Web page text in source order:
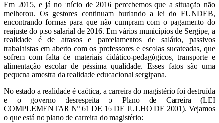
Em 2015, e já no início de 2016 percebemos que a situação não
melhorou. Os gestores continuam burlando a lei do FUNDEB,
encontrando formas para que não cumpram com o pagamento do
reajuste do piso salarial de 2016. Em vários municípios de Sergipe, a
realidade é de atrasos e parcelamentos de salário, passivos
trabalhistas em aberto com os professores e escolas sucateadas, que
sofrem com falta de materiais didático-pedagógicos, transporte e
alimentação escolar de péssima qualidade. Esses fatos são uma
pequena amostra da realidade educacional sergipana.
No estado a realidade é caótica, a carreira do magistério foi destruída
e o governo desrespeita o Plano de Carreira (LEI
COMPLEMENTAR Nº 61 DE 16 DE JULHO DE 2001). Vejamos
o que está no plano de carreira do magistério: